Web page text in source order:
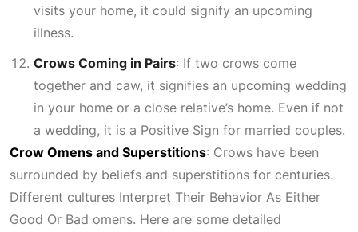
visits your home, it could signify an upcoming
illness.
Crows Coming in Pairs: If two crows come
together and caw, it signifies an upcoming wedding
in your home or a close relative’s home. Even if not
a wedding, it is a Positive Sign for married couples.
Crow Omens and Superstitions: Crows have been
surrounded by beliefs and superstitions for centuries.
Different cultures Interpret Their Behavior As Either
Good Or Bad omens. Here are some detailed